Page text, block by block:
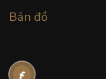
Bản đồ